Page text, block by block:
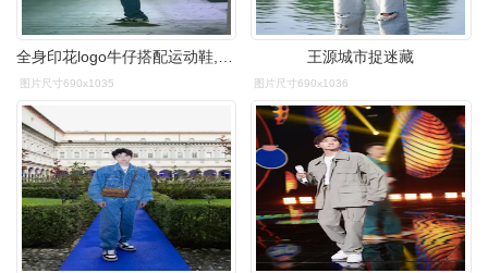
图片尺寸690x1035
王源城市捉迷藏
图片尺寸690x1036